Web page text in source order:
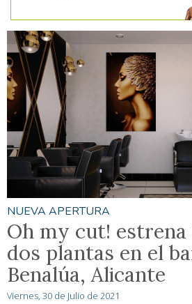
NUEVA APERTURA
Oh my cut!
dos plantas en el
Benalúa, Alicante
Viernes, 30 de Julio de 2021